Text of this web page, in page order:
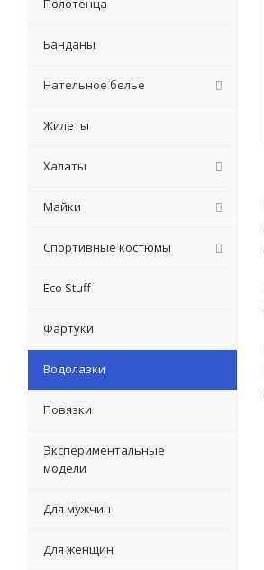
Полотенца
Банданы
Нательное белье
Жилеты
Халаты
Майки
Спортивные костюмы
Eсо Stuff
Фартуки
Водолазки
Повязки
Экспериментальные
модели
Для мужчин
Для женщин